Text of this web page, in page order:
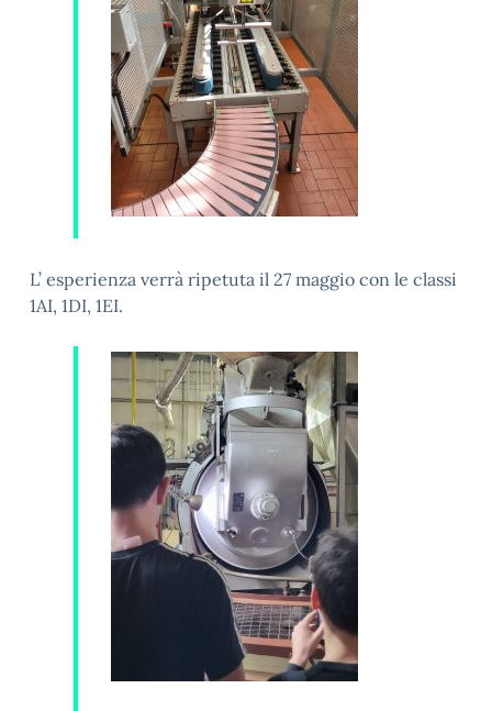
L’ esperienza verrà ripetuta il 27 maggio con le classi
1AI, 1DI, 1EI.